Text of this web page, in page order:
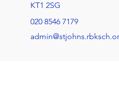
KT1 2SG
020 8546 7179